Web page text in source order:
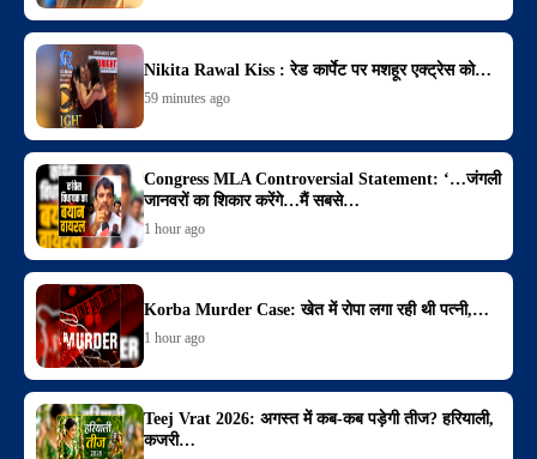
Nikita Rawal Kiss : रेड कार्पेट पर मशहूर एक्ट्रेस को…
59 minutes ago
Congress MLA Controversial Statement: ‘…जंगली
जानवरों का शिकार करेंगे…मैं सबसे…
1 hour ago
Korba Murder Case: खेत में रोपा लगा रही थी पत्नी,…
1 hour ago
Teej Vrat 2026: अगस्त में कब-कब पड़ेगी तीज? हरियाली,
कजरी…